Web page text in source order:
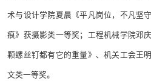
术与设计学院夏晨《平凡岗位，不凡坚
痕》获摄影类一等奖；工程机械学院邓
颗螺丝钉都有它的重量》、机关工会王
文类一等奖。